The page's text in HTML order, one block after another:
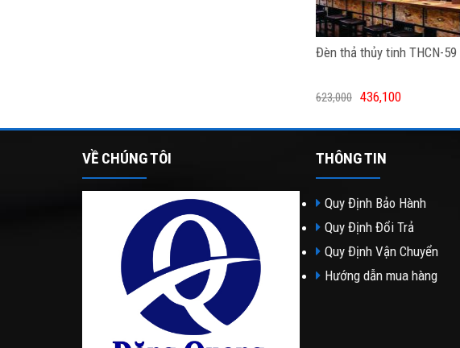
Đèn thả thủy tinh THCN-59
623,000 436,100
VỀ CHÚNG TÔI THÔNG TIN
Quy Định Bảo Hành
Quy Định Đổi Trả
Quy Định Vận Chuyển
Hướng dẫn mua hàng